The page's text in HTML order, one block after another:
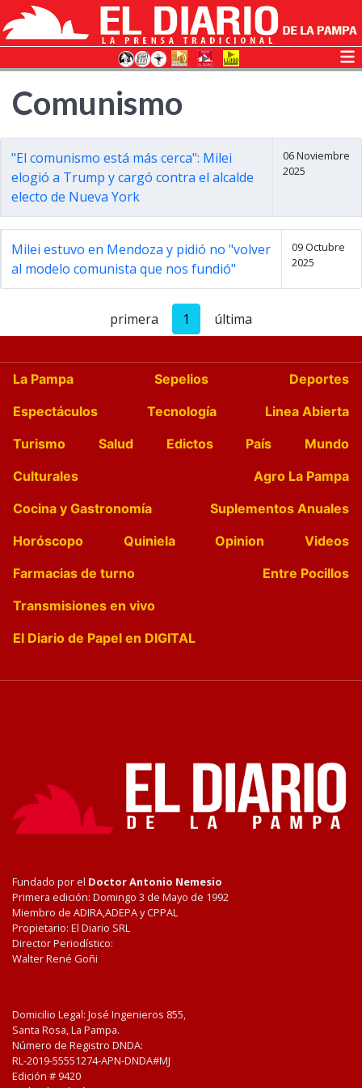
Comunismo
"El comunismo está más cerca": Milei
elogió a Trump y cargó contra el alcalde
electo de Nueva York
06 Noviembre
2025
Milei estuvo en Mendoza y pidió no "volver
al modelo comunista que nos fundió"
09 Octubre
2025
primera 1 última
La Pampa Sepelios
Deportes
Espectáculos
Tecnología
Linea Abierta
Turismo
Salud Edictos País
Mundo
Culturales
Agro La Pampa
Cocina y Gastronomía
Suplementos Anuales
Horóscopo
Quiniela Opinion
Videos
Farmacias de turno
Entre Pocillos
Transmisiones en vivo
El Diario de Papel en DIGITAL
Fundado por el Doctor Antonio Nemesio
Primera edición: Domingo 3 de Mayo de 1992
Miembro de ADIRA,ADEPA y CPPAL
Propietario: El Diario SRL
Director Periodístico:
Walter René Goñi
Domicilio Legal: José Ingenieros 855,
Santa Rosa, La Pampa.
Número de Registro DNDA:
RL-2019-55551274-APN-DNDA#MJ
Edición # 9420